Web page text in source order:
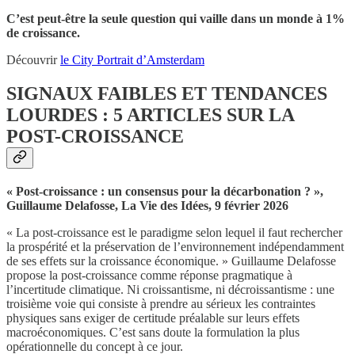
C’est peut-être la seule question qui vaille dans un monde à 1%
de croissance.
Découvrirle City Portrait d’Amsterdam
SIGNAUX FAIBLES ET TENDANCES
LOURDES : 5 ARTICLES SUR LA
POST-CROISSANCE
« Post-croissance : un consensus pour la décarbonation ? »,
Guillaume Delafosse, La Vie des Idées, 9 février 2026
« La post-croissance est le paradigme selon lequel il faut rechercher
la prospérité et la préservation de l’environnement indépendamment
de ses effets sur la croissance économique. » Guillaume Delafosse
propose la post-croissance comme réponse pragmatique à
l’incertitude climatique. Ni croissantisme, ni décroissantisme : une
troisième voie qui consiste à prendre au sérieux les contraintes
physiques sans exiger de certitude préalable sur leurs effets
macroéconomiques. C’est sans doute la formulation la plus
opérationnelle du concept à ce jour.